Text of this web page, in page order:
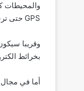
والمحيطات
GPS حتى ترسل أقرب سيارة متواجدة بجوار صاحب الطلب.
وقريبا
بخرائط
أما في